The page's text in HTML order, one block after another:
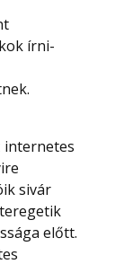
írni-
internetes
sivár
előtt.